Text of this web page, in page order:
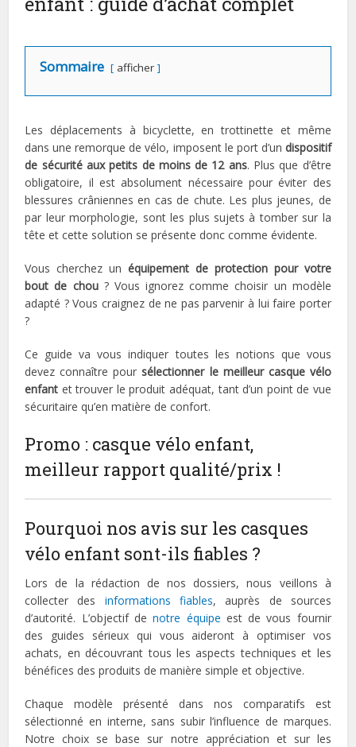
Sommaire afficher
Les déplacements à bicyclette, en trottinette et même
dans une remorque de vélo, imposent le port d’un dispositif
de sécurité aux petits de moins de 12 ans. Plus que d’être
obligatoire, il est absolument nécessaire pour éviter des
blessures crâniennes en cas de chute. Les plus jeunes, de
par leur morphologie, sont les plus sujets à tomber sur la
tête et cette solution se présente donc comme évidente.
Vous cherchez unéquipement de protection pour votre
bout de chou? Vous ignorez comme choisir un modèle
adapté ? Vous craignez de ne pas parvenir à lui faire porter
?
Ce guide va vous indiquer toutes les notions que vous
devez connaître poursélectionner le meilleur casque vélo
enfant et trouver le produit adéquat, tant d’un point de vue
sécuritaire qu’en matière de confort.
Promo : casque vélo enfant,
meilleur rapport qualité/prix !
Pourquoi nos avis sur les casques
vélo enfant sont-ils fiables ?
Lors de la rédaction de nos dossiers, nous veillons à
collecter des informations fiables, auprès de sources
d’autorité. L’objectif denotre équipe est de vous fournir
des guides sérieux qui vous aideront à optimiser vos
achats, en découvrant tous les aspects techniques et les
bénéfices des produits de manière simple et objective.
Chaque modèle présenté dans nos comparatifs est
sélectionné en interne, sans subir l’influence de marques.
Notre choix se base sur notre appréciation et sur les